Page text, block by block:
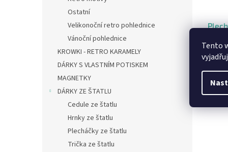
Tento
Ostatní
Velikonoční retro pohlednice
Vánoční pohlednice
KROWKI - RETRO KARAMELY
DÁRKY S VLASTNÍM POTISKEM
MAGNETKY
DÁRKY ZE ŠTATLU
Cedule ze štatlu
Hrnky ze štatlu
Plecháčky ze štatlu
Trička ze štatlu
od